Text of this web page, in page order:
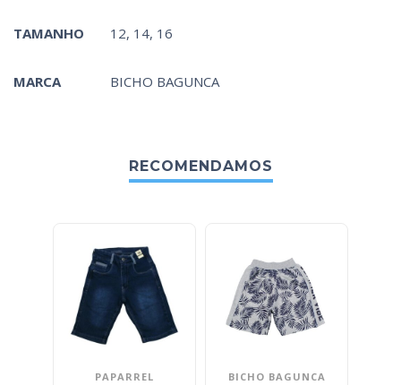
TAMANHO 12, 14, 16
MARCA BICHO BAGUNCA
RECOMENDAMOS
PAPARREL BICHO BAGUNCA